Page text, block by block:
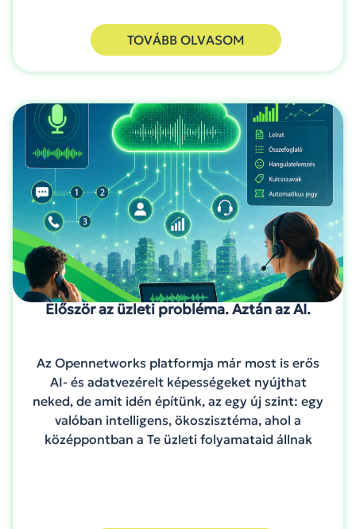
TOVÁBB OLVASOM
Először az üzleti probléma. Aztán az AI.
Az Opennetworks platformja már most is erős
AI- és adatvezérelt képességeket nyújthat
neked, de amit idén építünk, az egy új szint: egy
valóban intelligens, ökoszisztéma, ahol a
középpontban a Te üzleti folyamataid állnak